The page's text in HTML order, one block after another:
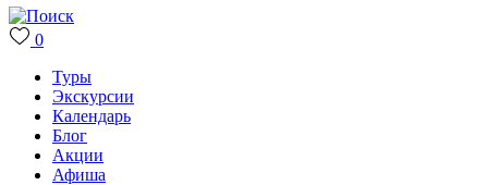
0
Туры
Экскурсии
Календарь
Блог
Акции
Афиша